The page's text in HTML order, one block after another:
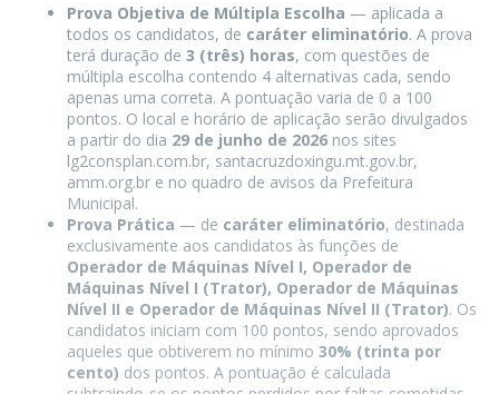
Prova Objetiva de Múltipla Escolha — aplicada a
todos os candidatos, de caráter eliminatório. A prova
terá duração de 3 (três) horas, com questões de
múltipla escolha contendo 4 alternativas cada, sendo
apenas uma correta. A pontuação varia de 0 a 100
pontos. O local e horário de aplicação serão divulgados
a partir do dia 29 de junho de 2026 nos sites
lg2consplan.com.br, santacruzdoxingu.mt.gov.br,
amm.org.br e no quadro de avisos da Prefeitura
Municipal.
Prova Prática — de caráter eliminatório, destinada
exclusivamente aos candidatos às funções de
Operador de Máquinas Nível I, Operador de
Máquinas Nível I (Trator), Operador de Máquinas
Nível II e Operador de Máquinas Nível II (Trator). Os
candidatos iniciam com 100 pontos, sendo aprovados
aqueles que obtiverem no mínimo 30% (trinta por
cento) dos pontos. A pontuação é calculada